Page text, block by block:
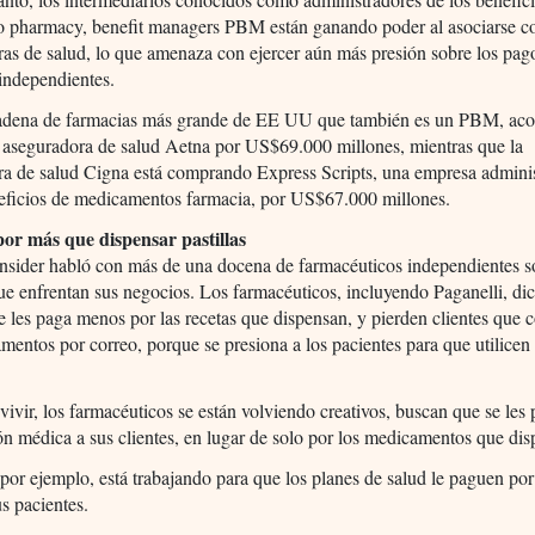
pharmacy, benefit managers PBM están ganando poder al asociarse
de salud, lo que amenaza con ejercer aún más presión sobre los
de farmacias más grande de EE UU que también es un PBM,
de salud Aetna por US$69.000 millones, mientras que la
de salud Cigna está comprando Express Scripts, una empresa
de medicamentos farmacia, por US$67.000 millones.
más que dispensar pastillas
habló con más de una docena de farmacéuticos independientes
enfrentan sus negocios. Los farmacéuticos, incluyendo Paganelli,
les paga menos por las recetas que dispensan, y pierden clientes que
por correo, porque se presiona a los pacientes para que utilicen
los farmacéuticos se están volviendo creativos, buscan que se les
médica a sus clientes, en lugar de solo por los medicamentos que
ejemplo, está trabajando para que los planes de salud le paguen
pacientes.